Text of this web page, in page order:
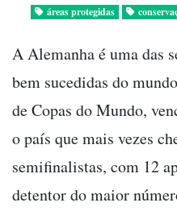
áreas protegidas
A Alemanha é uma das
bem sucedidas do
de Copas do Mundo,
o país que mais vezes
semifinalistas, com 12
detentor do maior